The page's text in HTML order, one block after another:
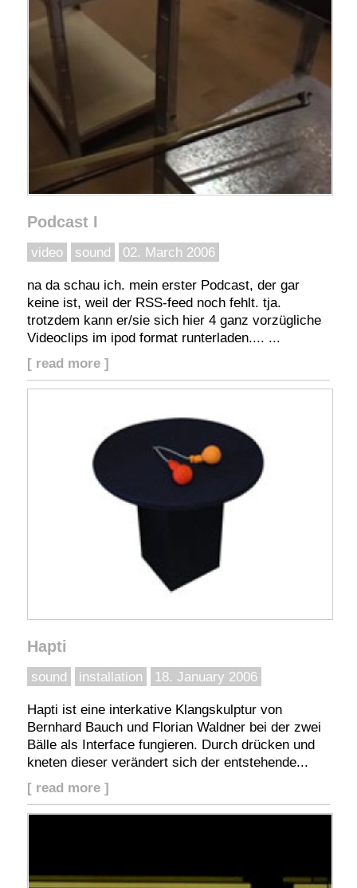
Podcast I
video sound 02. March 2006
na da schau ich. mein erster Podcast, der gar
keine ist, weil der RSS-feed noch fehlt. tja.
trotzdem kann er/sie sich hier 4 ganz vorzügliche
Videoclips im ipod format runterladen.... ...
[ read more ]
Hapti
sound installation 18. January 2006
Hapti ist eine interkative Klangskulptur von
Bernhard Bauch und Florian Waldner bei der zwei
Bälle als Interface fungieren. Durch drücken und
kneten dieser verändert sich der entstehende...
[ read more ]